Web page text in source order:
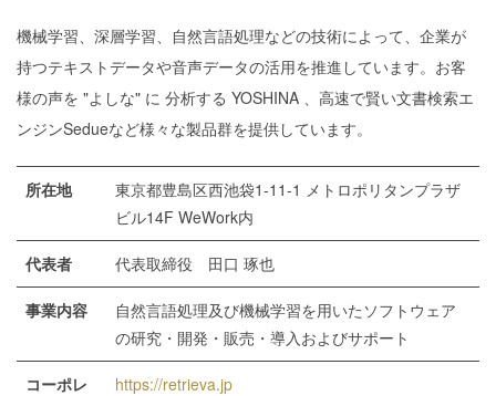
機械学習、深層学習、自然言語処理などの技術によって、企業が
持つテキストデータや音声データの活用を推進しています。お客
様の声を "よしな" に 分析する YOSHINA 、高速で賢い文書検索エ
ンジンSedueなど様々な製品群を提供しています。
所在地
東京都豊島区⻄池袋1-11-1 メトロポリタンプラザ
ビル14F WeWork内
代表者 代表取締役 田口 琢也
事業内容
自然言語処理及び機械学習を用いたソフトウェア
の研究・開発・販売・導入およびサポート
コーポレ
https://retrieva.jp